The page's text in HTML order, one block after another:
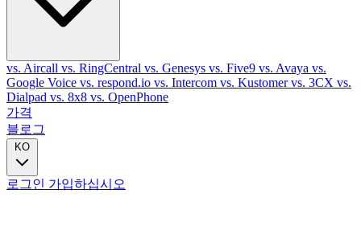
vs. Aircall vs. RingCentral vs. Genesys vs. Five9 vs. Avaya vs.
Google Voice vs. respond.io vs. Intercom vs. Kustomervs. 3CX vs.
Dialpad vs. 8x8 vs. OpenPhone
가격
블로그
KO
로그인 가입하십시오